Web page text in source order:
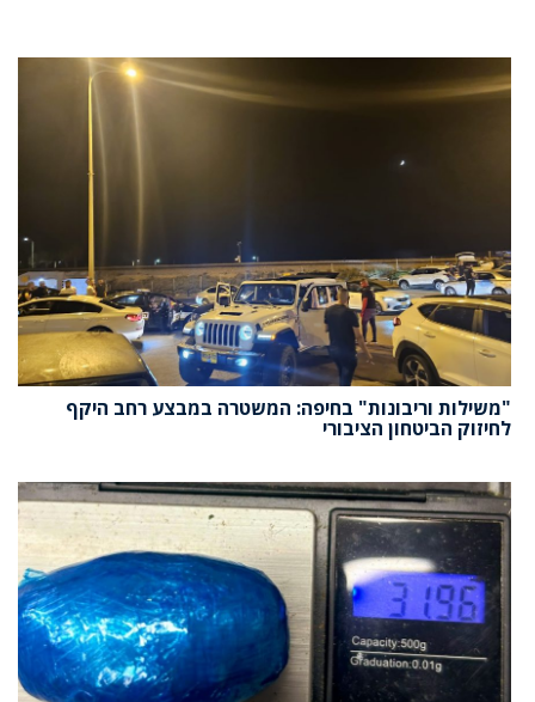
"משילות וריבונות" בחיפה: המשטרה במבצע רחב היקף
לחיזוק הביטחון הציבורי